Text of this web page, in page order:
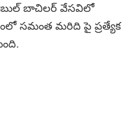
బాచిలర్ వేసవిలో
సమంత మరిది పై ప్రత్యేక